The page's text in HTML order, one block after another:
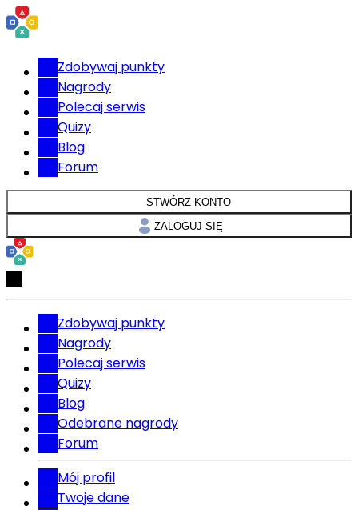
Zdobywaj punkty
Nagrody
Polecaj serwis
Quizy
Blog
Forum
STWÓRZ KONTO
ZALOGUJ SIĘ
Zdobywaj punkty
Nagrody
Polecaj serwis
Quizy
Blog
Odebrane nagrody
Forum
Mój profil
Twoje dane